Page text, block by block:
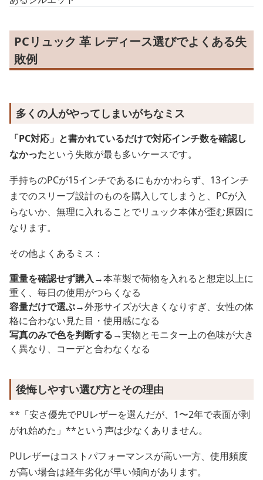
PCリュック 革 レディース選びでよくある失
敗例
多くの人がやってしまいがちなミス
「PC対応」と書かれているだけで対応インチ数を確認し
なかったという失敗が最も多いケースです。
手持ちのPCが15インチであるにもかかわらず、13インチ
までのスリーブ設計のものを購入してしまうと、PCが入
らないか、無理に入れることでリュック本体が歪む原因に
なります。
その他よくあるミス：
重量を確認せず購入→本革製で荷物を入れると想定以上に
重く、毎日の使用がつらくなる
容量だけで選ぶ→外形サイズが大きくなりすぎ、女性の体
格に合わない見た目・使用感になる
写真のみで色を判断する→実物とモニター上の色味が大き
く異なり、コーデと合わなくなる
後悔しやすい選び方とその理由
**「安さ優先でPUレザーを選んだが、1〜2年で表面が剥
がれ始めた」**という声は少なくありません。
PUレザーはコストパフォーマンスが高い一方、使用頻度
が高い場合は経年劣化が早い傾向があります。